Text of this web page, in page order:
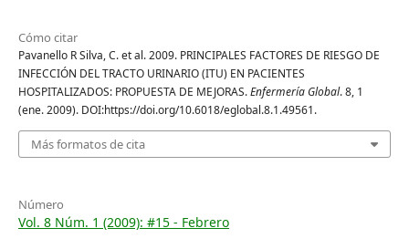
Cómo citar
Pavanello R Silva, C. et al. 2009. PRINCIPALES FACTORES DE RIESGO DE
INFECCIÓN DEL TRACTO URINARIO (ITU) EN PACIENTES
HOSPITALIZADOS: PROPUESTA DE MEJORAS.Enfermería Global. 8, 1
(ene. 2009). DOI:https://doi.org/10.6018/eglobal.8.1.49561.
Más formatos de cita
Número
Vol. 8 Núm. 1 (2009): #15 - Febrero